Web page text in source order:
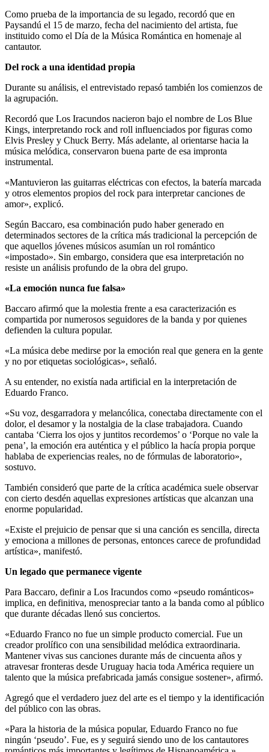
Como prueba de la importancia de su legado, recordó que en
Paysandú el 15 de marzo, fecha del nacimiento del artista, fue
instituido como el Día de la Música Romántica en homenaje al
cantautor.
Del rock a una identidad propia
Durante su análisis, el entrevistado repasó también los comienzos de
la agrupación.
Recordó que Los Iracundos nacieron bajo el nombre de Los Blue
Kings, interpretando rock and roll influenciados por figuras como
Elvis Presley y Chuck Berry. Más adelante, al orientarse hacia la
música melódica, conservaron buena parte de esa impronta
instrumental.
«Mantuvieron las guitarras eléctricas con efectos, la batería marcada
y otros elementos propios del rock para interpretar canciones de
amor», explicó.
Según Baccaro, esa combinación pudo haber generado en
determinados sectores de la crítica más tradicional la percepción de
que aquellos jóvenes músicos asumían un rol romántico
«impostado». Sin embargo, considera que esa interpretación no
resiste un análisis profundo de la obra del grupo.
«La emoción nunca fue falsa»
Baccaro afirmó que la molestia frente a esa caracterización es
compartida por numerosos seguidores de la banda y por quienes
defienden la cultura popular.
«La música debe medirse por la emoción real que genera en la gente
y no por etiquetas sociológicas», señaló.
A su entender, no existía nada artificial en la interpretación de
Eduardo Franco.
«Su voz, desgarradora y melancólica, conectaba directamente con el
dolor, el desamor y la nostalgia de la clase trabajadora. Cuando
cantaba ‘Cierra los ojos y juntitos recordemos’ o ‘Porque no vale la
pena’, la emoción era auténtica y el público la hacía propia porque
hablaba de experiencias reales, no de fórmulas de laboratorio»,
sostuvo.
También consideró que parte de la crítica académica suele observar
con cierto desdén aquellas expresiones artísticas que alcanzan una
enorme popularidad.
«Existe el prejuicio de pensar que si una canción es sencilla, directa
y emociona a millones de personas, entonces carece de profundidad
artística», manifestó.
Un legado que permanece vigente
Para Baccaro, definir a Los Iracundos como «pseudo románticos»
implica, en definitiva, menospreciar tanto a la banda como al público
que durante décadas llenó sus conciertos.
«Eduardo Franco no fue un simple producto comercial. Fue un
creador prolífico con una sensibilidad melódica extraordinaria.
Mantener vivas sus canciones durante más de cincuenta años y
atravesar fronteras desde Uruguay hacia toda América requiere un
talento que la música prefabricada jamás consigue sostener», afirmó.
Agregó que el verdadero juez del arte es el tiempo y la identificación
del público con las obras.
«Para la historia de la música popular, Eduardo Franco no fue
ningún ‘pseudo’. Fue, es y seguirá siendo uno de los cantautores